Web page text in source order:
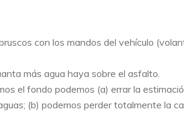
con los mandos del vehículo
más agua haya sobre el asfalto.
el fondo podemos (a) errar la
(b) podemos perder totalmente la